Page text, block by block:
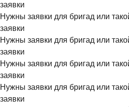
заявки
Нужны заявки для бригад или
заявки
Нужны заявки для бригад или
заявки
Нужны заявки для бригад или
заявки
Нужны заявки для бригад или
заявки